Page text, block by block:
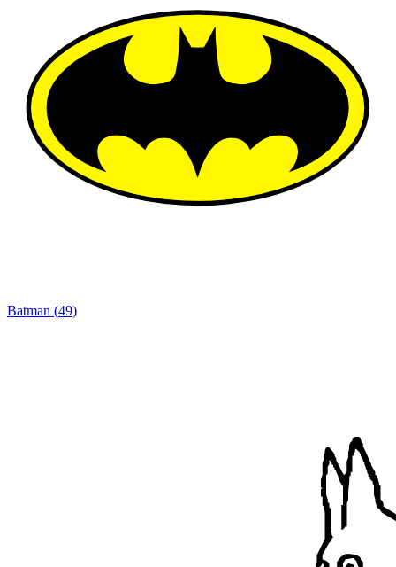
Batman (49)